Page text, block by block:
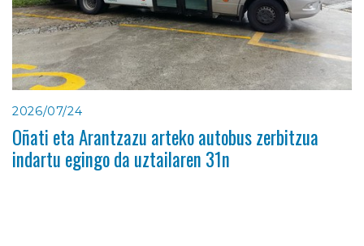
2026/07/24
Oñati eta Arantzazu arteko autobus zerbitzua
indartu egingo da uztailaren 31n